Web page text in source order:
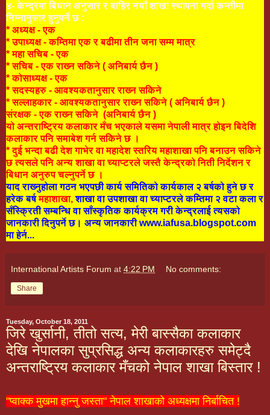
४- केन्द्रमा बिधान अनुसार र बाहिर नयाँ शाखा स्थापना गर्दा कम्तीमा
निम्नानुसार हुनुपर्ने छ :
* अध्यक्ष - एक
* उपाध्यक्ष - कम्तिमा एक र बढीमा तीन जना सम्म मात्र
* महा सचिब - एक
* सचिब - एक राख्न सकिने ( अनिबार्य छैन )
* कोसाध्यक्ष - एक
* सदस्यहरु - आवश्यकतानुसार राख्न सकिने
* सल्लाहकार - आवश्यकतानुसार राख्न सकिने ( अनिबार्य छैन )
संरक्षक - एक राख्न सकिने (अनिबार्य छैन )
यो अन्तराष्ट्रिय कलाकार मँच भएकाले यसमा नेपाली मात्र होइन बिदेशि
कलाकार पनि समाबेश गर्न सकिने छ ।
* दुई भन्दा बढी देश गाभेर वा महादेश स्तरिय महाशाखा पनि बनाउन सकिने
छ त्यसले पनि अन्य शाखा वा च्याप्टरले जस्तै केन्द्रको निती निर्देशन र
बिधान अनुरुप चल्नुपर्ने छ ।
याद राख्नुहोला गठन भएपछी कार्य समितिको कार्यकाल २ बर्षको हुने छ र
हरेक बर्षमहाशाखा,शाखा वा उपशाखा वा च्याप्टरले कम्तिमा २ वटा कला र
सँस्क्रिती सम्बन्धि वा साँस्कृतिक कार्यक्रम गरी केन्द्रलाई त्यसको
जानकारी दिनुपर्ने छ। अन्य जानकारी www.iafusa.blogspot.com
मा हेर्न...
International Artists Forum at 4:22 PM No comments:
Share
Tuesday, October 18, 2011
जिरे खुर्सानी, तीतो सत्य, मेरी बास्सैका कलाकार
देखि नेपालका सुप्रसिद्ध अन्य कलाकारहरु समेट्दै
अन्तराष्ट्रिय कलाकार मँचको नेपाल शाखा बिस्तार !
"प्वाक्क मुखमा हान्नु जस्ता" नेपाल शाखाको अध्यक्षमा निर्बाचित !